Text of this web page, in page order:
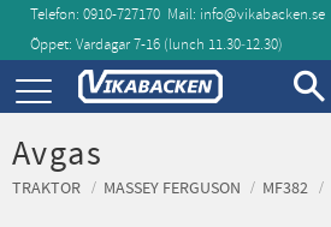
Meny
Telefon: 0910-727170 Mail: info@vikabacken.se
Öppet: Vardagar 7-16 (lunch 11.30‑12.30)
Avgas
TRAKTOR MASSEY FERGUSON MF382